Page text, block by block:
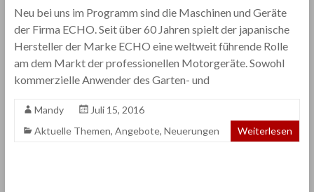
Neu bei uns im Programm sind die Maschinen und Geräte
der Firma ECHO. Seit über 60 Jahren spielt der japanische
Hersteller der Marke ECHO eine weltweit führende Rolle
am dem Markt der professionellen Motorgeräte. Sowohl
kommerzielle Anwender des Garten- und
Mandy
Juli 15, 2016
Aktuelle Themen, Angebote, Neuerungen Weiterlesen